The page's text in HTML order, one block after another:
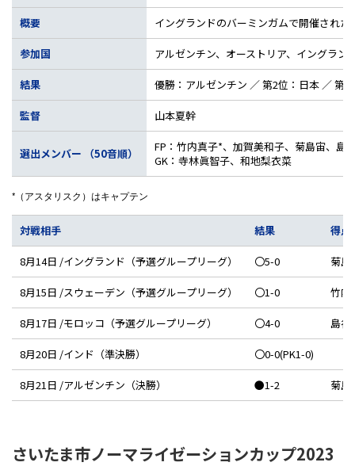
概要 イングランドのバーミンガムで開催され
参加国 アルゼンチン、オーストリア、イングラ
結果 優勝：アルゼンチン ／ 第2位：日本 ／ 第
監督 山本夏幹
選出メンバー （50音順）
FP：竹内真子*、加賀美和子、菊島宙、島
GK：寺林眞智子、和地梨衣菜
*（アスタリスク）はキャプテン
対戦相手 結果 得点
8月14日 /イングランド（予選グループリーグ） 〇5-0 菊島
8月15日 /スウェーデン（予選グループリーグ） 〇1-0 竹内
8月17日 /モロッコ（予選グループリーグ） 〇4-0 島谷
8月20日 /インド（準決勝） 〇0-0(PK1-0)
8月21日 /アルゼンチン（決勝） ●1-2 菊島
さいたま市ノーマライゼーションカップ2023